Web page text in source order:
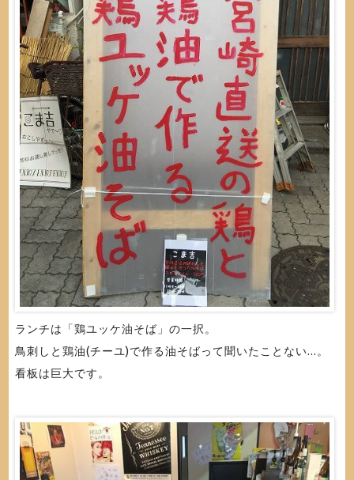
ランチは「鶏ユッケ油そば」の一択。
鳥刺しと鶏油(チーユ)で作る油そばって聞いたことない...。
看板は巨大です。